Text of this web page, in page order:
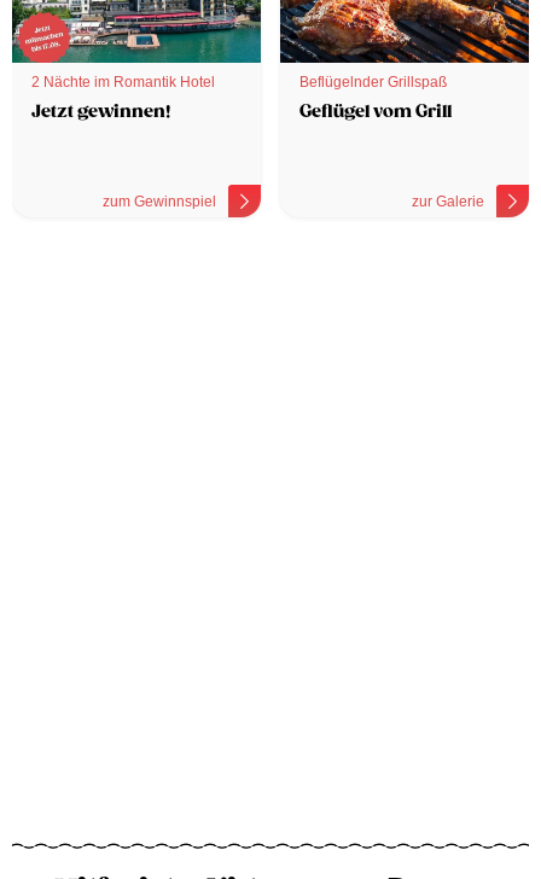
2 Nächte im Romantik Hotel
Jetzt gewinnen!
zum Gewinnspiel
Beflügelnder Grillspaß
Geflügel vom Grill
zur Galerie